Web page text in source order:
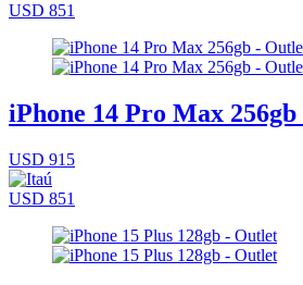
USD 851
iPhone 14 Pro Max
USD 915
USD 851